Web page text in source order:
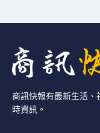
商訊快報有最新生活
時資訊。